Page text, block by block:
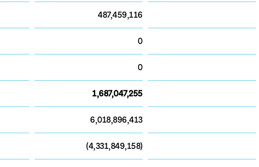
487,459,116
0
0
1,687,047,255
6,018,896,413
(4,331,849,158)